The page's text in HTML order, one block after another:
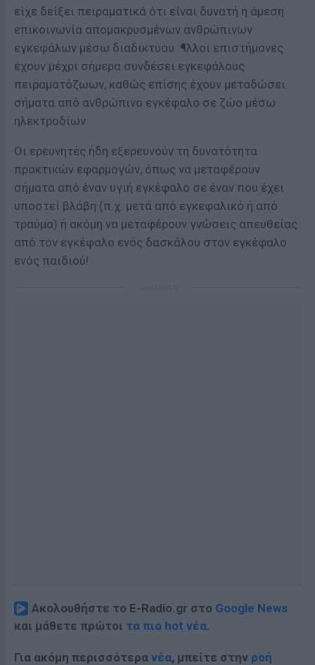
είχε δείξει πειραματικά ότι είναι δυνατή η άμεση
επικοινωνία απομακρυσμένων ανθρώπινων
εγκεφάλων μέσω διαδικτύου. ¶λλοι επιστήμονες
έχουν μέχρι σήμερα συνδέσει εγκεφάλους
πειραματόζωων, καθώς επίσης έχουν μεταδώσει
σήματα από ανθρώπινο εγκέφαλο σε ζώο μέσω
ηλεκτροδίων.
Οι ερευνητές ήδη εξερευνούν τη δυνατότητα
πρακτικών εφαρμογών, όπως να μεταφέρουν
σήματα από έναν υγιή εγκέφαλο σε έναν που έχει
υποστεί βλάβη (π.χ. μετά από εγκεφαλικό ή από
τραύμα) ή ακόμη να μεταφέρουν γνώσεις απευθείας
από τον εγκέφαλο ενός δασκάλου στον εγκέφαλο
ενός παιδιού!
Ακολουθήστε το E-Radio.gr στο Google News
και μάθετε πρώτοι τα πιο hot νέα.
Για ακόμη περισσότερα νέα, μπείτε στην ροή